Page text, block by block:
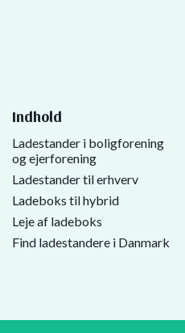
Indhold
Ladestander i boligforening
og ejerforening
Ladestander til erhverv
Ladeboks til hybrid
Leje af ladeboks
Find ladestandere i Danmark